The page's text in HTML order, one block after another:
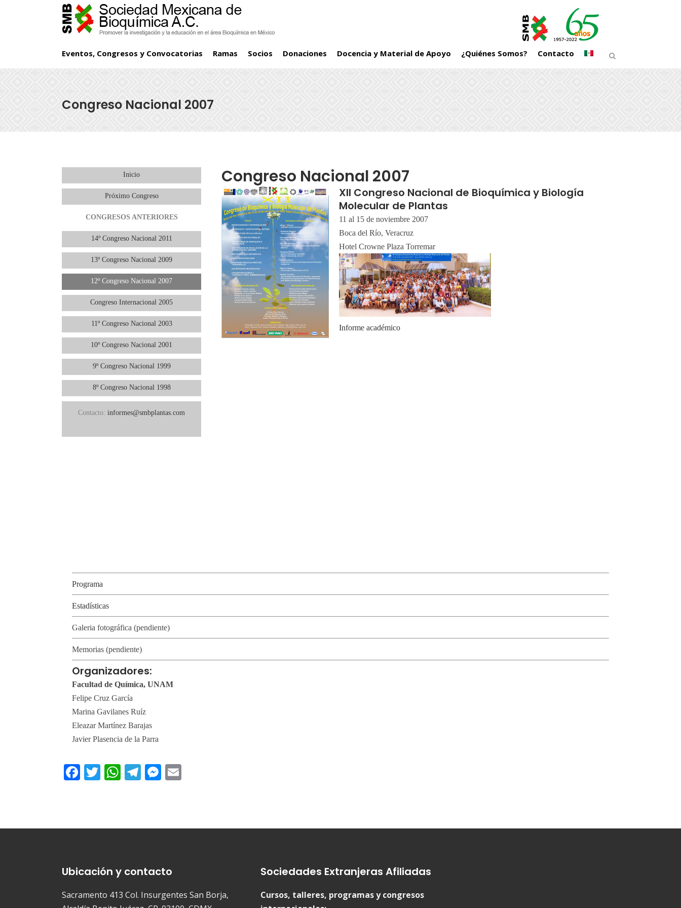
Eventos, Congresos y Convocatorias Ramas Socios Donaciones Docencia y Material de Apoyo ¿Quiénes Somos? Contacto
Congreso Nacional 2007
Inicio
Próximo Congreso
CONGRESOS ANTERIORES
14º Congreso Nacional 2011
13º Congreso Nacional 2009
12º Congreso Nacional 2007
Congreso Internacional 2005
11º Congreso Nacional 2003
10º Congreso Nacional 2001
9º Congreso Nacional 1999
8º Congreso Nacional 1998
Contacto: informes@smbplantas.com
Congreso Nacional 2007
XII Congreso Nacional de Bioquímica y Biología
Molecular de Plantas
11 al 15 de noviembre 2007
Boca del Río, Veracruz
Hotel Crowne Plaza Torremar
Informe académico
Programa
Estadísticas
Galeria fotográfica (pendiente)
Memorias (pendiente)
Organizadores:
Facultad de Química, UNAM
Felipe Cruz García
Marina Gavilanes Ruíz
Eleazar Martínez Barajas
Javier Plasencia de la Parra
Facebook
Twitter
WhatsApp
Telegram
Messenger
Ubicación y contacto
Sacramento 413 Col. Insurgentes San Borja,
Sociedades Extranjeras Afiliadas
Cursos, talleres, programas y congresos